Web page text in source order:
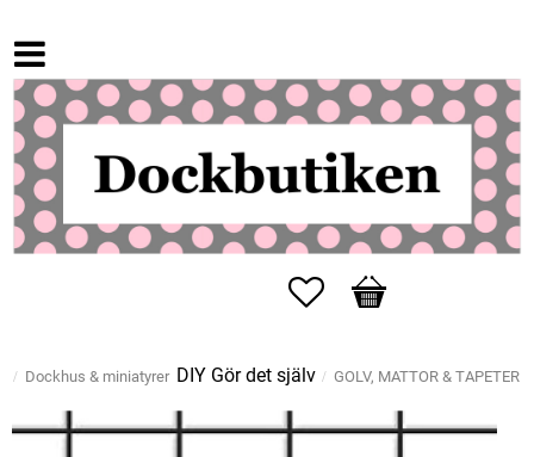
Favoriter
Kundvagn
Dockhus & miniatyrer DIY Gör det själv GOLV, MATTOR & TAPETER